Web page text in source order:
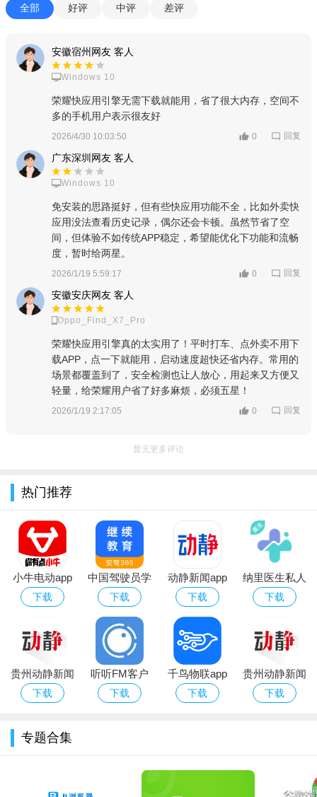
软件内容
基础运行框架内容：内置快应用运行核心组件，提供原生渲
染引擎与系统级适配接口，支持主流快应用开发标准，保障各类
快应用稳定运行，适配荣耀全系列机型与MagicUI系统版本。
免安装应用资源内容：整合出行、娱乐、生活等200+高频场
分类展示与精准搜索，无需下载安装即可使用完整功能。
安全与权限管理内容：公示快应用安全检测机制与权限调用
软件功能
用秒级启动，无需下载传统APP安装包，即点即用，减少存储空
间占用，同时支持快应用快捷方式创建，方便快速访问。
安全检测与管理控制功能：内置多重安全检测机制，扫描快
关设置，可一键禁止或允许特定快应用跳转，避免误触与信息泄
软件亮点
极致轻量化与高效体验：核心亮点是免安装即用，启动速度
比传统应用快5倍以上，占用空间仅为传统应用的1/10，大幅降低
设备资源消耗，适合低内存、低存储机型用户。
生态深度整合与便捷性：作为荣耀系统级应用框架，与荣耀
设备硬件、系统功能深度适配，快应用可调用摄像头、定位等原
生硬件能力，且通过多系统入口触达，使用便捷高效。
安全可靠与自主可控：从快应用上架到运行全流程安全检
使用场景，兼顾便捷性与隐私安全，提升使用安全感。
全部 好评 中评 差评
安徽宿州网友 客人
Windows 10
荣耀快应用引擎无需下载就能用，省了很大内存，空间不
多的手机用户表示很友好
2026/4/30 10:03:50 0 回复
广东深圳网友 客人
Windows 10
免安装的思路挺好，但有些快应用功能不全，比如外卖快
应用没法查看历史记录，偶尔还会卡顿。虽然节省了空
间，但体验不如传统APP稳定，希望能优化下功能和流畅
度，暂时给两星。
2026/1/19 5:59:17 0 回复
安徽安庆网友 客人
Oppo_Find_X7_Pro
荣耀快应用引擎真的太实用了！平时打车、点外卖不用下
载APP，点一下就能用，启动速度超快还省内存。常用的
场景都覆盖到了，安全检测也让人放心，用起来又方便又
轻量，给荣耀用户省了好多麻烦，必须五星！
2026/1/19 2:17:05 0 回复
暂无更多评论
热门推荐
小牛电动app
下载2026最新
下载
中国驾驶员学
习网官方(继
续教育)app
下载
动静新闻app
下载2026最新
版
下载
纳里医生私人
诊所app
下载
贵州动静新闻
app下载客户
下载
听听FM客户
端
下载
千鸟物联app
免费下载安装
下载
贵州动静新闻
app下载手机
下载
专题合集